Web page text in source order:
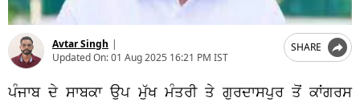
Avtar Singh |
Updated On:01 Aug 2025 16:21 PM IST
SHARE
ਪੰਜਾਬ ਦੇ ਸਾਬਕਾ ਉਪ ਮੁੱਖ ਮੰਤਰੀ ਤੇ ਗੁਰਦਾਸਪੁਰ ਤੋਂ ਕਾਂਗਰਸ